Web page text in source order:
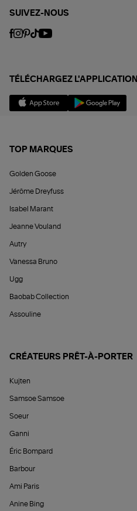
SUIVEZ-NOUS
TÉLÉCHARGEZ L'APPLICATION
TOP MARQUES
Golden Goose
Jérôme Dreyfuss
Isabel Marant
Jeanne Vouland
Autry
Vanessa Bruno
Ugg
Baobab Collection
Assouline
CRÉATEURS PRÊT-À-PORTER
Kujten
Samsoe Samsoe
Soeur
Ganni
Éric Bompard
Barbour
Ami Paris
Anine Bing